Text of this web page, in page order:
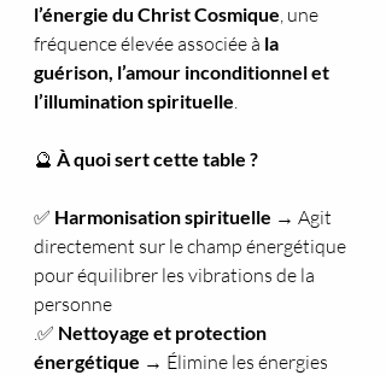
l’énergie du Christ Cosmique , une
fréquence élevée associée à la
guérison, l’amour inconditionnel et
l’illumination spirituelle
🔮 À quoi sert cette table ?
✅ Harmonisation spirituelle → Agit
directement sur le champ énergétique
pour équilibrer les vibrations de la
personne
.✅ Nettoyage et protection
énergétique → Élimine les énergies